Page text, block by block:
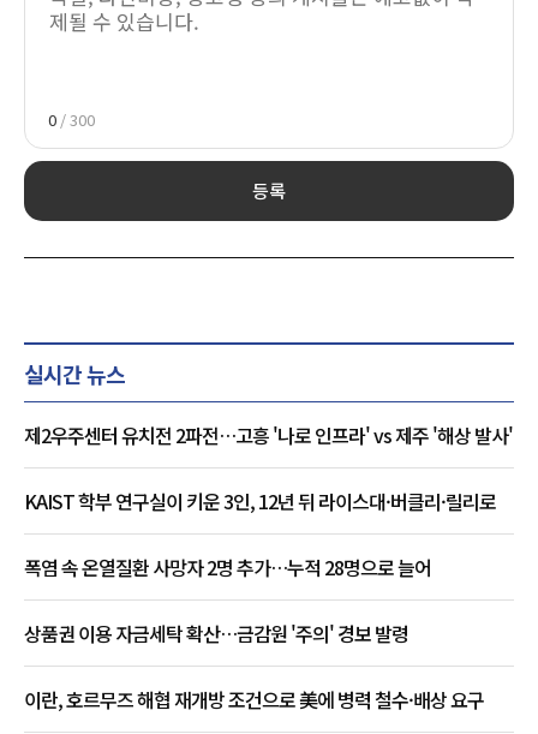
0 / 300
등록
실시간 뉴스
제2우주센터 유치전 2파전…고흥 '나로 인프라' vs 제주 '해상 발사'
KAIST 학부 연구실이 키운 3인, 12년 뒤 라이스대·버클리·릴리로
폭염 속 온열질환 사망자 2명 추가…누적 28명으로 늘어
상품권 이용 자금세탁 확산…금감원 '주의' 경보 발령
이란, 호르무즈 해협 재개방 조건으로 美에 병력 철수·배상 요구